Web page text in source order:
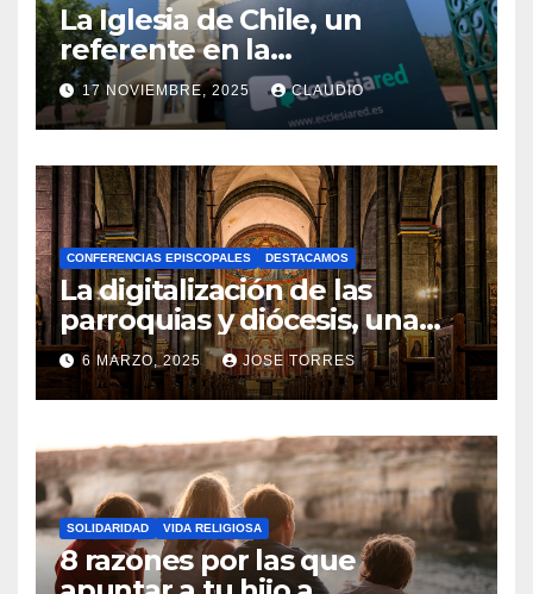
La Iglesia de Chile, un
referente en la
transformación digital
gracias a Ecclesiared
17 NOVIEMBRE, 2025 CLAUDIO
N
O
H
A
Y
C
O
M
N
T
A
R
CONFERENCIAS EPISCOPALES DESTACAMOS
La digitalización de las
parroquias y diócesis, una
realidad ya para el futuro de
la Iglesia
6 MARZO, 2025 JOSE TORRES
N
O
H
A
Y
SOLIDARIDAD VIDA RELIGIOSA
8 razones por las que